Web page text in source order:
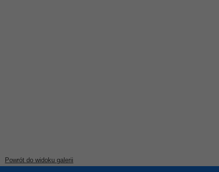
Powrót do widoku galerii